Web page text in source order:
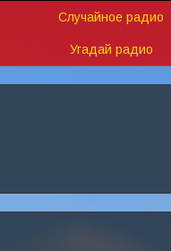
Случайное радио
Угадай радио